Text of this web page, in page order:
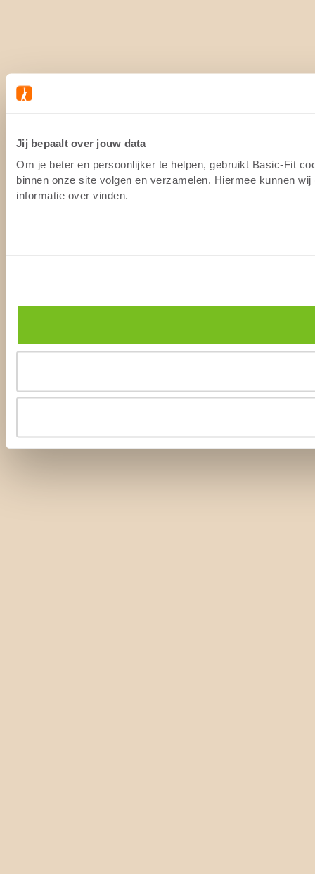
Jij bepaalt over jouw data
Om je beter en persoonlijker te helpen, gebruikt Basic-Fit
binnen onze site volgen en verzamelen. Hiermee kunnen
informatie over vinden.